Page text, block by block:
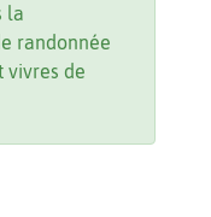
la
randonnée
vivres de